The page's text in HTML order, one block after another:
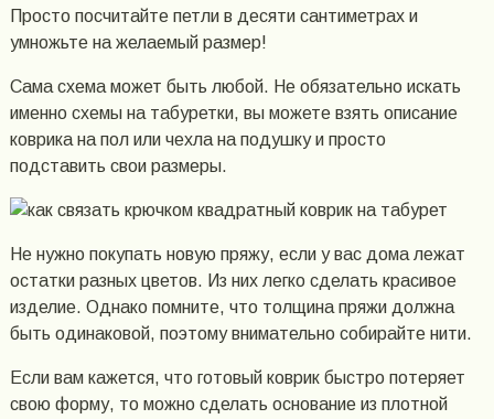
Просто посчитайте петли в десяти сантиметрах и
умножьте на желаемый размер!
Сама схема может быть любой. Не обязательно искать
именно схемы на табуретки, вы можете взять описание
коврика на пол или чехла на подушку и просто
подставить свои размеры.
Не нужно покупать новую пряжу, если у вас дома лежат
остатки разных цветов. Из них легко сделать красивое
изделие. Однако помните, что толщина пряжи должна
быть одинаковой, поэтому внимательно собирайте нити.
Если вам кажется, что готовый коврик быстро потеряет
свою форму, то можно сделать основание из плотной